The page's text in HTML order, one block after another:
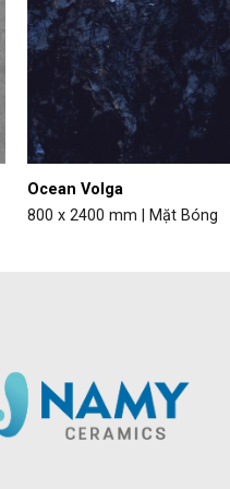
Ocean Volga
800 x 2400 mm | Mặt Bóng